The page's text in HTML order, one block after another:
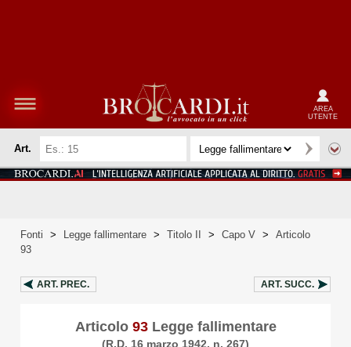
AREA
UTENTE
Art.
Fonti > Legge fallimentare > Titolo II > Capo V >
Articolo
93
ART. PREC. ART. SUCC.
Articolo 93Legge fallimentare
(R.D. 16 marzo 1942, n. 267)